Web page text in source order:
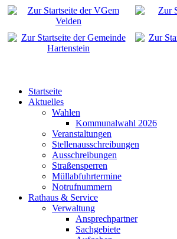
Startseite
Aktuelles
Wahlen
Kommunalwahl 2026
Veranstaltungen
Stellenausschreibungen
Ausschreibungen
Straßensperren
Müllabfuhrtermine
Notrufnummern
Rathaus & Service
Verwaltung
Ansprechpartner
Sachgebiete